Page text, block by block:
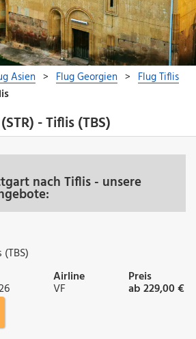
- Tiflis (TBS)
nach Tiflis - unsere
Airline
VF
Preis
ab 229,00 €